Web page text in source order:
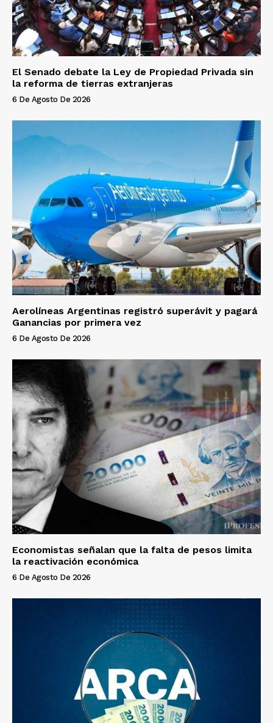
El Senado debate la Ley de Propiedad Privada sin
la reforma de tierras extranjeras
6 De Agosto De 2026
Aerolíneas Argentinas registró superávit y pagará
Ganancias por primera vez
6 De Agosto De 2026
Economistas señalan que la falta de pesos limita
la reactivación económica
6 De Agosto De 2026